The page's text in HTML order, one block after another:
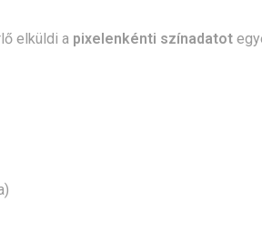
elküldi a pixelenkénti színadatot